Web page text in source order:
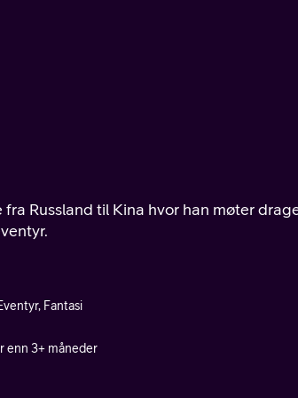
Russland til Kina hvor han møter
Fantasi
enn 3+ måneder